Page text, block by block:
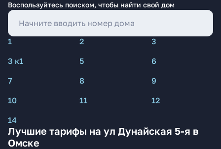
Воспользуйтесь поиском, чтобы найти свой дом
1 2
3
3 к1
5
6
7
8
9
10
11
12
14
Лучшие тарифы на ул Дунайская 5-я в
Омске